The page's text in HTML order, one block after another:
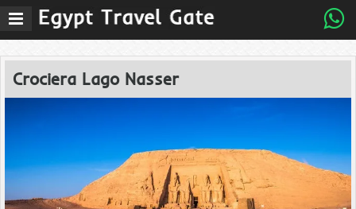
Menu
Crociera Lago Nasser